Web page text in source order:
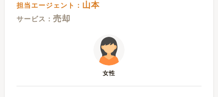
担当エージェント： 山本
サービス： 売却
女性